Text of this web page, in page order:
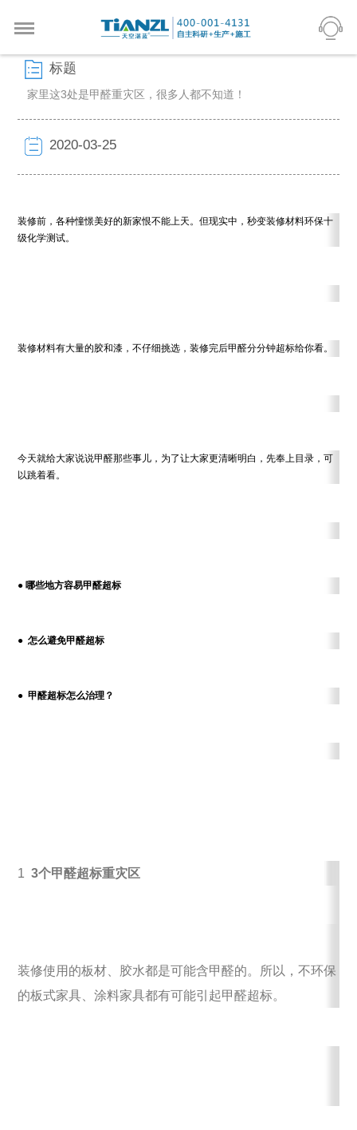
标题
家里这3处是甲醛重灾区，很多人都不知道！
2020-03-25
装修前，各种憧憬美好的新家恨不能上天。但现实中，秒变装修材料环保十
级化学测试。
装修材料有大量的胶和漆，不仔细挑选，装修完后甲醛分分钟超标给你看。
今天就给大家说说甲醛那些事儿，为了让大家更清晰明白，先奉上目录，可
以跳着看。
● 哪些地方容易甲醛超标
● 怎么避免甲醛超标
● 甲醛超标怎么治理？
13个甲醛超标重灾区
装修使用的板材、胶水都是可能含甲醛的。所以，不环保
的板式家具、涂料家具都有可能引起甲醛超标。